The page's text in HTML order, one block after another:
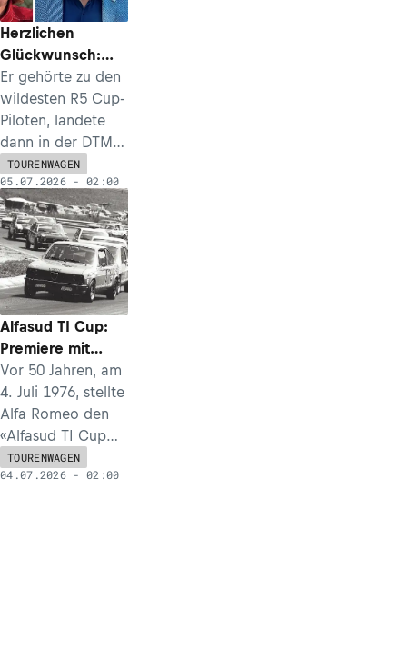
große Probleme.
Herzlichen
Glückwunsch:
Peter
Oberndorfer wird
70
Er gehörte zu den
wildesten R5 Cup-
Piloten, landete
dann in der DTM
und machte
danach als
Manager bei Audi
Karriere. Am 4. Juli
2026 vollendet der
Münchner sein 70.
Lebensjahr.
TOURENWAGEN
05.07.2026 - 02:00
Alfasud TI Cup:
Premiere mit
Hindernissen
Vor 50 Jahren, am
4. Juli 1976, stellte
Alfa Romeo den
«Alfasud TI Cup
Deutschland» vor.
Eine zweifellos
TOURENWAGEN
04.07.2026 - 02:00